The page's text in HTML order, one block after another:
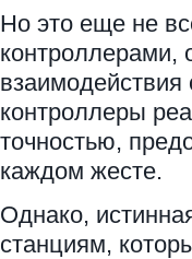
Но это еще не
контроллеры
точностью,
каждом жесте.
Однако,
станциям,